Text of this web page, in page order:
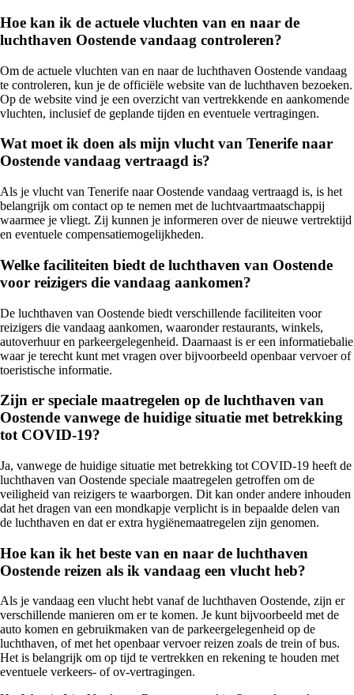
Hoe kan ik de actuele vluchten van en naar de
luchthaven Oostende vandaag controleren?
Om de actuele vluchten van en naar de luchthaven Oostende vandaag
te controleren, kun je de officiële website van de luchthaven bezoeken.
Op de website vind je een overzicht van vertrekkende en aankomende
vluchten, inclusief de geplande tijden en eventuele vertragingen.
Wat moet ik doen als mijn vlucht van Tenerife naar
Oostende vandaag vertraagd is?
Als je vlucht van Tenerife naar Oostende vandaag vertraagd is, is het
belangrijk om contact op te nemen met de luchtvaartmaatschappij
waarmee je vliegt. Zij kunnen je informeren over de nieuwe vertrektijd
en eventuele compensatiemogelijkheden.
Welke faciliteiten biedt de luchthaven van Oostende
voor reizigers die vandaag aankomen?
De luchthaven van Oostende biedt verschillende faciliteiten voor
reizigers die vandaag aankomen, waaronder restaurants, winkels,
autoverhuur en parkeergelegenheid. Daarnaast is er een informatiebalie
waar je terecht kunt met vragen over bijvoorbeeld openbaar vervoer of
toeristische informatie.
Zijn er speciale maatregelen op de luchthaven van
Oostende vanwege de huidige situatie met betrekking
tot COVID-19?
Ja, vanwege de huidige situatie met betrekking tot COVID-19 heeft de
luchthaven van Oostende speciale maatregelen getroffen om de
veiligheid van reizigers te waarborgen. Dit kan onder andere inhouden
dat het dragen van een mondkapje verplicht is in bepaalde delen van
de luchthaven en dat er extra hygiënemaatregelen zijn genomen.
Hoe kan ik het beste van en naar de luchthaven
Oostende reizen als ik vandaag een vlucht heb?
Als je vandaag een vlucht hebt vanaf de luchthaven Oostende, zijn er
verschillende manieren om er te komen. Je kunt bijvoorbeeld met de
auto komen en gebruikmaken van de parkeergelegenheid op de
luchthaven, of met het openbaar vervoer reizen zoals de trein of bus.
Het is belangrijk om op tijd te vertrekken en rekening te houden met
eventuele verkeers- of ov-vertragingen.